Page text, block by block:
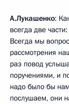
А.Лукашенко:
всегда две
Всегда мы
рассмотрения
раз повод
поручениями, и
надо было бы
послушаем, они